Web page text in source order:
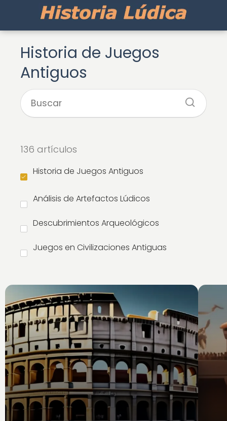
Historia de Juegos
Antiguos
136 artículos
Historia de Juegos Antiguos
Análisis de Artefactos Lúdicos
Descubrimientos Arqueológicos
Juegos en Civilizaciones Antiguas